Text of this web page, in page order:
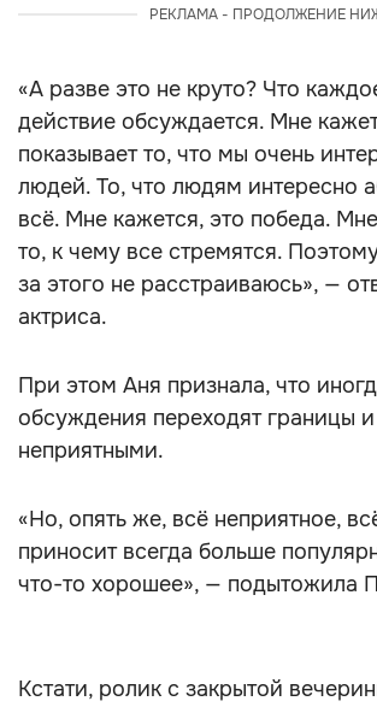
РЕКЛАМА - ПРОДОЛЖЕНИЕ
«А разве это не круто? Что
действие обсуждается. Мне
показывает то, что мы очень
людей. То, что людям интересно
всё. Мне кажется, это победа.
то, к чему все стремятся.
за этого не расстраиваюсь», —
актриса.
При этом Аня признала, что
обсуждения переходят границы и
неприятными.
«Но, опять же, всё неприятное,
приносит всегда больше
что-то хорошее», — подытожила
Кстати, ролик с закрытой